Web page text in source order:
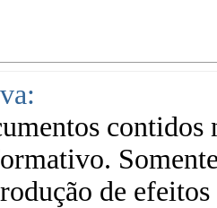
contidos
de